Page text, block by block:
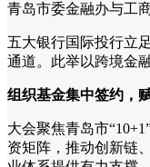
青岛市委金融办与工
五大银行国际投行立
通道。此举以跨境金
组织基金集中签约，
大会聚焦青岛市“
资矩阵，推动创新链